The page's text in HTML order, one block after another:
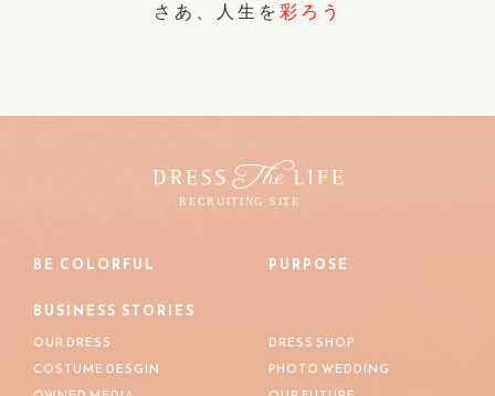
さあ、人生を 彩ろう
BE COLORFUL PURPOSE
BUSINESS STORIES
OUR DRESS
DRESS SHOP
COSTUME DESGIN
PHOTO WEDDING